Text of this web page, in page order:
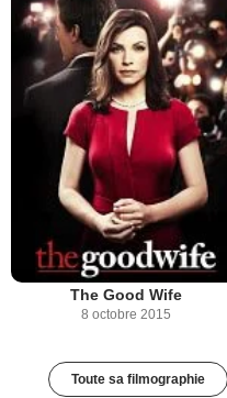
The Good Wife
8 octobre 2015
Toute sa filmographie